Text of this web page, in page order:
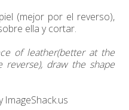
(mejor por el reverso),
ella y cortar.
of leather(better at the
draw the shape